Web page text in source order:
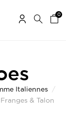
0
Italiennes
& Talon